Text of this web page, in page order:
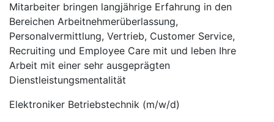
Mitarbeiter bringen langjährige Erfahrung in den
Bereichen Arbeitnehmerüberlassung,
Personalvermittlung, Vertrieb, Customer Service,
Recruiting und Employee Care mit und leben Ihre
Arbeit mit einer sehr ausgeprägten
Dienstleistungsmentalität
Elektroniker Betriebstechnik (m/w/d)